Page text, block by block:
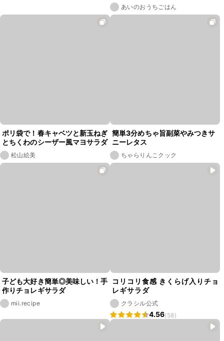
あいのおうちごはん
ポリ袋で！春キャベツと新玉ねぎ
とちくわのシーザー風マヨサラダ
松山絵美
簡単3分めちゃ旨副菜やみつきサ
ニーレタス
ちゃらりんこクック
子ども大好き簡単◎美味しい！手
作りチョレギサラダ
mii.recipe
コリコリ食感 きくらげ入りチョ
レギサラダ
クラシル公式
4.56(58)